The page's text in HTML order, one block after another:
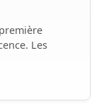
Les